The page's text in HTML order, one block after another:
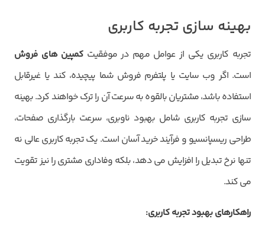
بهینه سازی تجربه کاربری
تجربه کاربری یکی از عوامل مهم در موفقیت کمپین های فروش
است. اگر وب سایت یا پلتفرم فروش شما پیچیده، کند یا غیرقابل
استفاده باشد، مشتریان بالقوه به سرعت آن را ترک خواهند کرد. بهینه
سازی تجربه کاربری شامل بهبود ناوبری، سرعت بارگذاری صفحات،
طراحی ریسپانسیو و فرآیند خرید آسان است. یک تجربه کاربری عالی نه
تنها نرخ تبدیل را افزایش می دهد، بلکه وفاداری مشتری را نیز تقویت
می کند.
راهکارهای بهبود تجربه کاربری: